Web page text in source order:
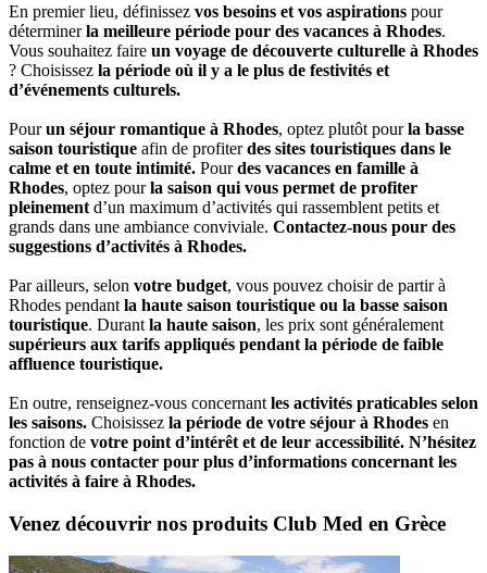
En premier lieu, définissez vos besoins et vos aspirations pour
déterminerla meilleure période pour des vacances à Rhodes.
Vous souhaitez faire un voyage de découverte culturelle à Rhodes
? Choisissez la période où il y a le plus de festivités et
d’événements culturels.
Pourun séjour romantique à Rhodes, optez plutôt pourla basse
saison touristique afin de profiterdes sites touristiques dans le
calme et en toute intimité. Pourdes vacances en famille à
Rhodes, optez pourla saison qui vous permet de profiter
pleinement d’un maximum d’activités qui rassemblent petits et
grands dans une ambiance conviviale. Contactez-nous pour des
suggestions d’activités à Rhodes.
Par ailleurs, selon votre budget, vous pouvez choisir de partir à
Rhodes pendant la haute saison touristique ou la basse saison
touristique. Durant la haute saison, les prix sont généralement
supérieurs aux tarifs appliqués pendant la période de faible
affluence touristique.
En outre, renseignez-vous concernant les activités praticables selon
les saisons. Choisissez la période de votre séjour à Rhodes en
fonction de votre point d’intérêt et de leur accessibilité. N’hésitez
pas à nous contacter pour plus d’informations concernant les
activités à faire à Rhodes.
Venez découvrir nos produits Club Med en Grèce